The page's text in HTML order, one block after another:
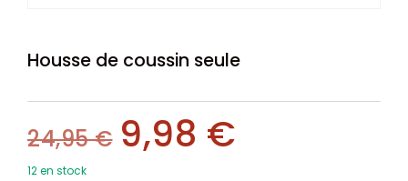
Housse de coussin seule
24,95€ 9,98 €
12 en stock